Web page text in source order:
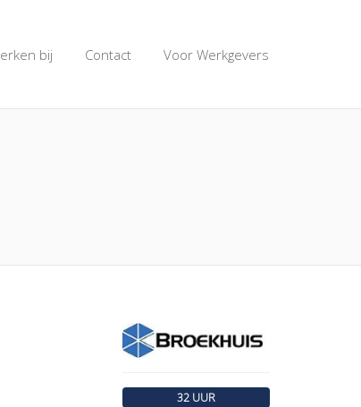
bij Contact Voor Werkgevers
32 UUR